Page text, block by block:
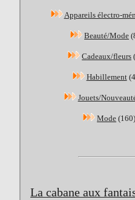
Appareils électro-
Beauté/Mode
Cadeaux/fleurs
Habillement
Jouets/
Mode
La cabane aux